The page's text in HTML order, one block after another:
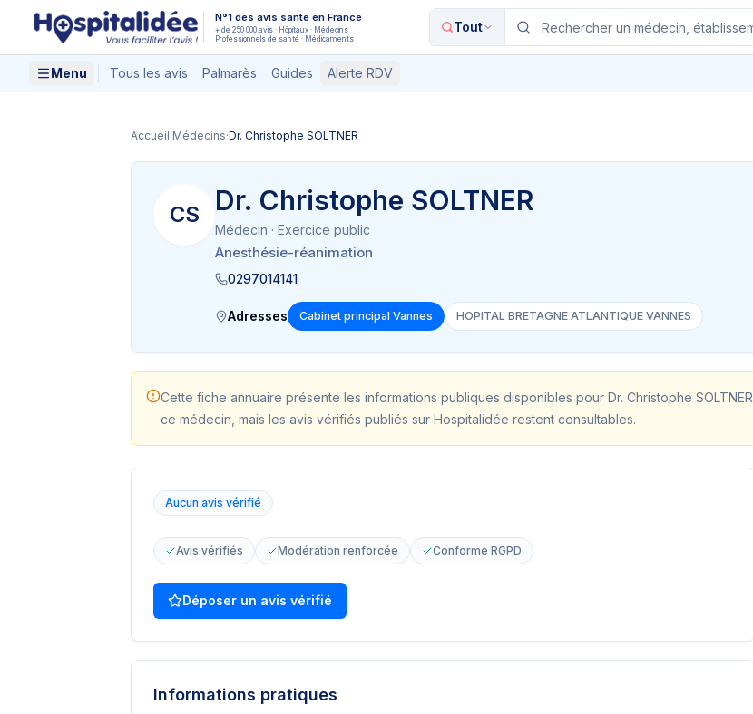
Aller au contenu principal N°1 des avis santé en France
+ de 250 000 avis · Hôpitaux · Médecins
Professionnels de santé · Médicaments
Tout
Menu Tous les avis Palmarès Guides Alerte RDV
Accueil·Médecins·Dr. Christophe SOLTNER
CS Dr. Christophe SOLTNER
Médecin · Exercice public
Anesthésie-réanimation
0297014141
Adresses Cabinet principal Vannes HOPITAL BRETAGNE ATLANTIQUE VANNES
Cette fiche annuaire présente les informations publiques disponibles pour Dr. Christophe SOLTNER
ce médecin, mais les avis vérifiés publiés sur Hospitalidée restent consultables.
Aucun avis vérifié
Avis vérifiés Modération renforcée Conforme RGPD
Déposer un avis vérifié
Informations pratiques